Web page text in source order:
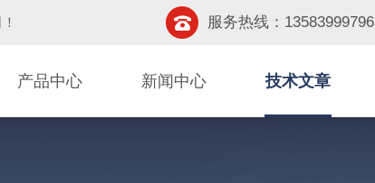
！ 服务热线：13583999796
产品中心 新闻中心 技术文章